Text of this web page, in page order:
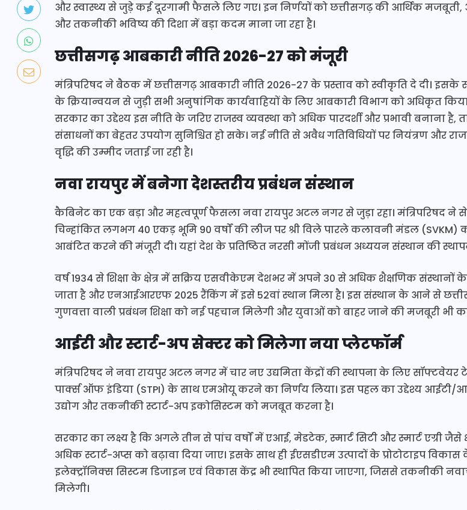
और स्वास्थ्य से जुड़े कई दूरगामी फैसले लिए गए। इन निर्णयों को छत्तीसगढ़ की आर्थिक मजबूती,
और तकनीकी भविष्य की दिशा में बड़ा कदम माना जा रहा है।
छत्तीसगढ़ आबकारी नीति 2026-27 को मंजूरी
मंत्रिपरिषद ने बैठक में छत्तीसगढ़ आबकारी नीति 2026-27 के प्रस्ताव को स्वीकृति दे दी। इसके
के क्रियान्वयन से जुड़ी सभी अनुषांगिक कार्यवाहियों के लिए आबकारी विभाग को अधिकृत
सरकार का उद्देश्य इस नीति के जरिए राजस्व व्यवस्था को अधिक पारदर्शी और प्रभावी बनाना है,
संसाधनों का बेहतर उपयोग सुनिश्चित हो सके। नई नीति से अवैध गतिविधियों पर नियंत्रण और
वृद्धि की उम्मीद जताई जा रही है।
नवा रायपुर में बनेगा देशस्तरीय प्रबंधन संस्थान
कैबिनेट का एक बड़ा और महत्वपूर्ण फैसला नवा रायपुर अटल नगर से जुड़ा रहा। मंत्रिपरिषद ने
चिन्हांकित लगभग 40 एकड़ भूमि 90 वर्षों की लीज पर श्री विले पारले कलावनी मंडल
आबंटित करने की मंजूरी दी। यहां देश के प्रतिष्ठित नरसी मोंजी प्रबंधन अध्ययन संस्थान की
वर्ष 1934 से शिक्षा के क्षेत्र में सक्रिय एसवीकेएम देशभर में अपने 30 से अधिक शैक्षणिक संस्थानों
जाता है और एनआईआरएफ 2025 रैंकिंग में इसे 52वां स्थान मिला है। इस संस्थान के आने से
गुणवत्ता वाली प्रबंधन शिक्षा को नई पहचान मिलेगी और युवाओं को बाहर जाने की मजबूरी भी
आईटी और स्टार्ट-अप सेक्टर को मिलेगा नया प्लेटफॉर्म
मंत्रिपरिषद ने नवा रायपुर अटल नगर में चार नए उद्यमिता केंद्रों की स्थापना के लिए सॉफ्टवेयर
पार्क्स ऑफ इंडिया (STPI) के साथ एमओयू करने का निर्णय लिया। इस पहल का उद्देश्य आईटी/
उद्योग और तकनीकी स्टार्ट-अप इकोसिस्टम को मजबूत करना है।
सरकार का लक्ष्य है कि अगले तीन से पांच वर्षों में एआई, मेडटेक, स्मार्ट सिटी और स्मार्ट एग्री जैसे
अधिक स्टार्ट-अप्स को बढ़ावा दिया जाए। इसके साथ ही ईएसडीएम उत्पादों के प्रोटोटाइप
इलेक्ट्रॉनिक्स सिस्टम डिजाइन एवं विकास केंद्र भी स्थापित किया जाएगा, जिससे तकनीकी
मिलेगी।